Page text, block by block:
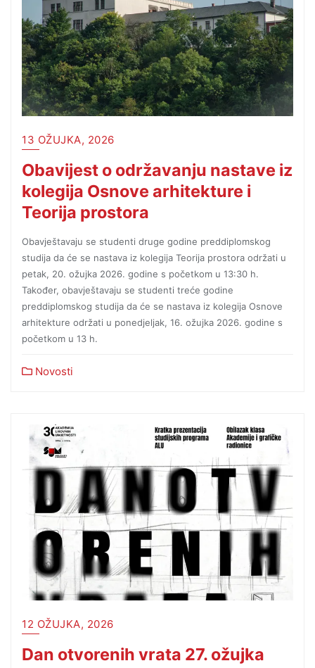
13 OŽUJKA, 2026
Obavijest o održavanju nastave iz
kolegija Osnove arhitekture i
Teorija prostora
Obavještavaju se studenti druge godine preddiplomskog
studija da će se nastava iz kolegija Teorija prostora održati u
petak, 20. ožujka 2026. godine s početkom u 13:30 h.
Također, obavještavaju se studenti treće godine
preddiplomskog studija da će se nastava iz kolegija Osnove
arhitekture održati u ponedjeljak, 16. ožujka 2026. godine s
početkom u 13 h.
Novosti
12 OŽUJKA, 2026
Dan otvorenih vrata 27. ožujka